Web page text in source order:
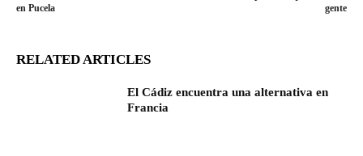
en Pucela
gente
RELATED ARTICLES
El Cádiz encuentra una alternativa en
Francia